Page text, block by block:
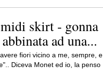
skirt - gonna
ad una...
fiori vicino a me, sempre, e
Diceva Monet ed io, la penso